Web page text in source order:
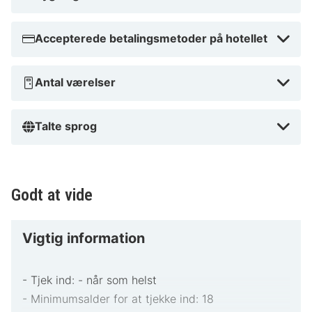
alt, hvad Best Western Hotel Royal Centre har at
Accepterede betalingsmetoder på hotellet
Antal værelser
Talte sprog
Godt at vide
Vigtig information
- Tjek ind: - når som helst
- Minimumsalder for at tjekke ind: 18